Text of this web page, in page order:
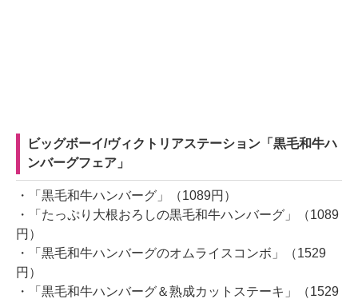
ビッグボーイ/ヴィクトリアステーション「黒毛和牛ハ
ンバーグフェア」
・「黒毛和牛ハンバーグ」（1089円）
・「たっぷり大根おろしの黒毛和牛ハンバーグ」（1089
円）
・「黒毛和牛ハンバーグのオムライスコンボ」（1529
円）
・「黒毛和牛ハンバーグ＆熟成カットステーキ」（1529